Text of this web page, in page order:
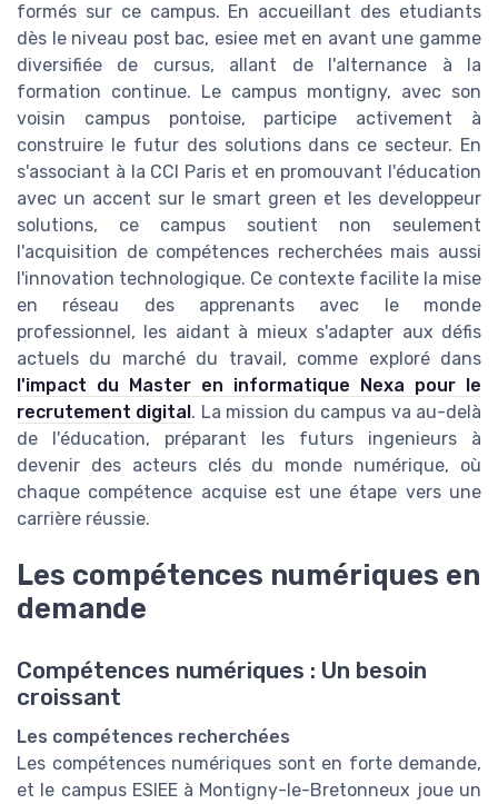
formés sur ce campus. En accueillant des etudiants
dès le niveau post bac, esiee met en avant une gamme
diversifiée de cursus, allant de l'alternance à la
formation continue. Le campus montigny, avec son
voisin campus pontoise, participe activement à
construire le futur des solutions dans ce secteur. En
s'associant à la CCI Paris et en promouvant l'éducation
avec un accent sur le smart green et les developpeur
solutions, ce campus soutient non seulement
l'acquisition de compétences recherchées mais aussi
l'innovation technologique. Ce contexte facilite la mise
en réseau des apprenants avec le monde
professionnel, les aidant à mieux s'adapter aux défis
actuels du marché du travail, comme exploré dans
l'impact du Master en informatique Nexa pour le
recrutement digital . La mission du campus va au-delà
de l'éducation, préparant les futurs ingenieurs à
devenir des acteurs clés du monde numérique, où
chaque compétence acquise est une étape vers une
carrière réussie.
Les compétences numériques en
demande
Compétences numériques : Un besoin
croissant
Les compétences recherchées
Les compétences numériques sont en forte demande,
et le campus ESIEE à Montigny-le-Bretonneux joue un